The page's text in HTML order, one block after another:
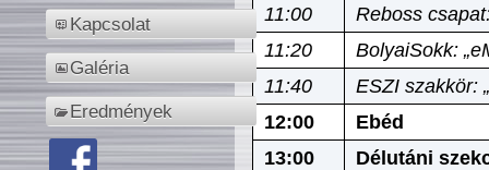
Kapcsolat
Galéria
Eredmények
11:00
Reboss
11:20
BolyaiSokk:
11:40
ESZI szakkör:
12:00
Ebéd
13:00
Délutáni